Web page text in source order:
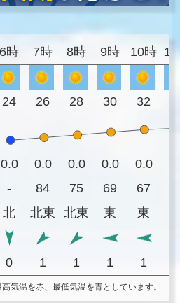
6時 7時 8時 9時 10時
24 26 28 30 32
0.0 0.0 0.0 0.0 0.0
-
84 75 69 67
北
北東 北東 東 東
0 1 1 1 1
気温を赤、最低気温を青としています。